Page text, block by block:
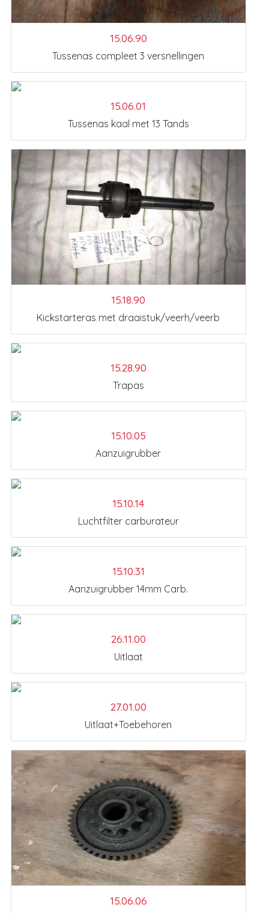
15.06.90
Tussenas compleet 3 versnellingen
15.06.01
Tussenas kaal met 13 Tands
15.18.90
Kickstarteras met draaistuk/veerh/veerb
15.28.90
Trapas
15.10.05
Aanzuigrubber
15.10.14
Luchtfilter carburateur
15.10.31
Aanzuigrubber 14mm Carb.
26.11.00
Uitlaat
27.01.00
Uitlaat+Toebehoren
15.06.06